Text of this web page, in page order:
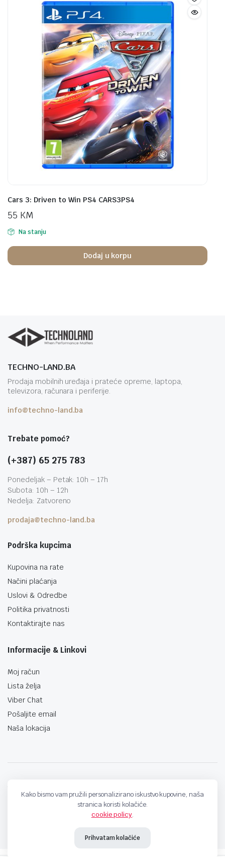
Cars 3: Driven to Win PS4 CARS3PS4
55 KM
Na stanju
Dodaj u korpu
TECHNO-LAND.BA
Prodaja mobilnih uređaja i prateće opreme, laptopa,
televizora, računara i periferije.
info@techno-land.ba
Trebate pomoć?
(+387) 65 275 783
Ponedeljak – Petak: 10h – 17h
Subota: 10h – 12h
Nedelja: Zatvoreno
prodaja@techno-land.ba
Podrška kupcima
Kupovina na rate
Načini plaćanja
Uslovi & Odredbe
Politika privatnosti
Kontaktirajte nas
Informacije & Linkovi
Moj račun
Lista želja
Viber Chat
Pošaljite email
Naša lokacija
Kako bismo vam pružili personalizirano iskustvo kupovine, naša
stranica koristi kolačiće.
cookie policy.
Prihvatam kolačiće